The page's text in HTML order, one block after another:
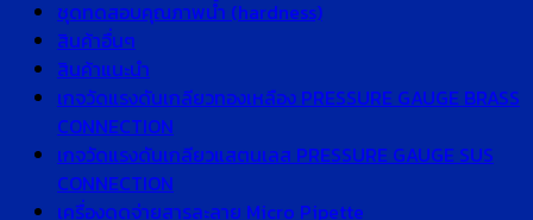
ชุดทดสอบคุณภาพน้ำ (hardness)
สินค้าอื่นๆ
สินค้าแนะนำ
เกจวัดแรงดันเกลียวทองเหลือง PRESSURE GAUGE BRASS
CONNECTION
เกจวัดแรงดันเกลียวแสตนเลส PRESSURE GAUGE SUS
CONNECTION
เครื่องดูดจ่ายสารละลาย Micro Pipette